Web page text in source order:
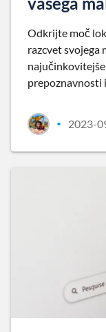
Odkrijte moč
razcvet svojega
prepoznavnosti
• 2023-